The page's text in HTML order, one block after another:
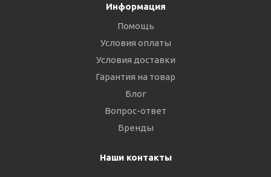
Информация
Помощь
Условия оплаты
Условия доставки
Гарантия на товар
Блог
Вопрос-ответ
Бренды
Наши контакты